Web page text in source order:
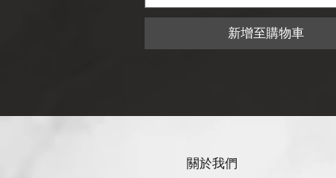
新增至購物車
關於我們